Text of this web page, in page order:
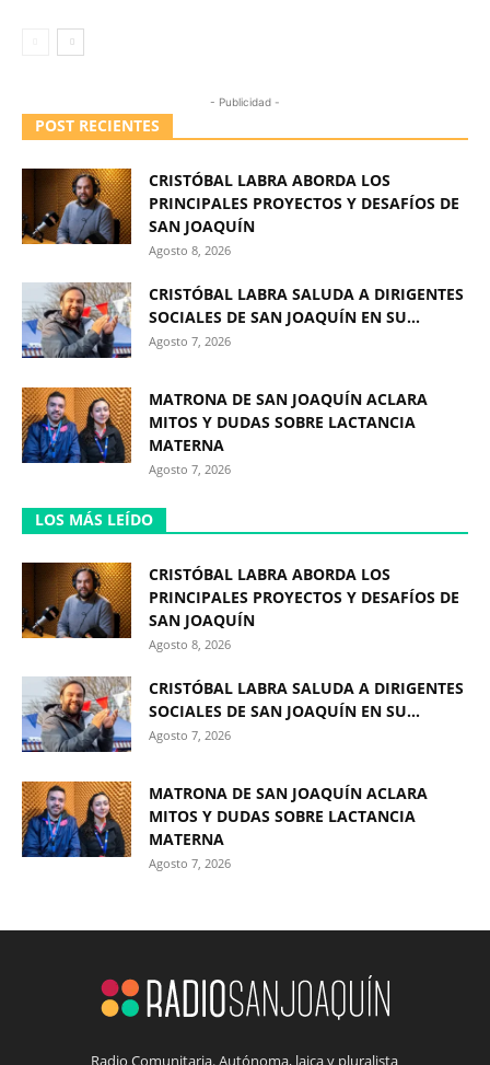
- Publicidad -
POST RECIENTES
CRISTÓBAL LABRA ABORDA LOS
PRINCIPALES PROYECTOS Y DESAFÍOS DE
SAN JOAQUÍN
Agosto 8, 2026
CRISTÓBAL LABRA SALUDA A DIRIGENTES
SOCIALES DE SAN JOAQUÍN EN SU...
Agosto 7, 2026
MATRONA DE SAN JOAQUÍN ACLARA
MITOS Y DUDAS SOBRE LACTANCIA
MATERNA
Agosto 7, 2026
LOS MÁS LEÍDO
CRISTÓBAL LABRA ABORDA LOS
PRINCIPALES PROYECTOS Y DESAFÍOS DE
SAN JOAQUÍN
Agosto 8, 2026
CRISTÓBAL LABRA SALUDA A DIRIGENTES
SOCIALES DE SAN JOAQUÍN EN SU...
Agosto 7, 2026
MATRONA DE SAN JOAQUÍN ACLARA
MITOS Y DUDAS SOBRE LACTANCIA
MATERNA
Agosto 7, 2026
Radio Comunitaria. Autónoma, laica y pluralista